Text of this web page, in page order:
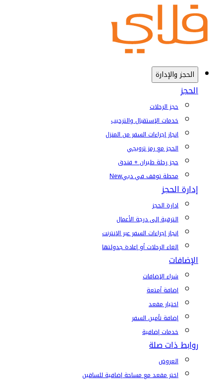
الحجز والإدارة
الحجز
حجز الرحلات
خدمات الإستقبال والترحيب
إنجاز إجراءات السفر من المنزل
الحجز مع رمز ترويجي
حجز رحلة طيران + فندق
محطة توقف في دبيNew
إدارة الحجز
إدارة الحجز
الترقية إلى درجة الأعمال
إنجاز إجراءات السفر عبر الإنترنت
إلغاء الرحلات أو إعادة جدولتها
الإضافات
شراء الإضافات
إضافة أمتعة
اختيار مقعد
إضافة تأمين السفر
خدمات إضافية
روابط ذات صلة
العروض
اختر مقعد مع مساحة إضافية للساقين